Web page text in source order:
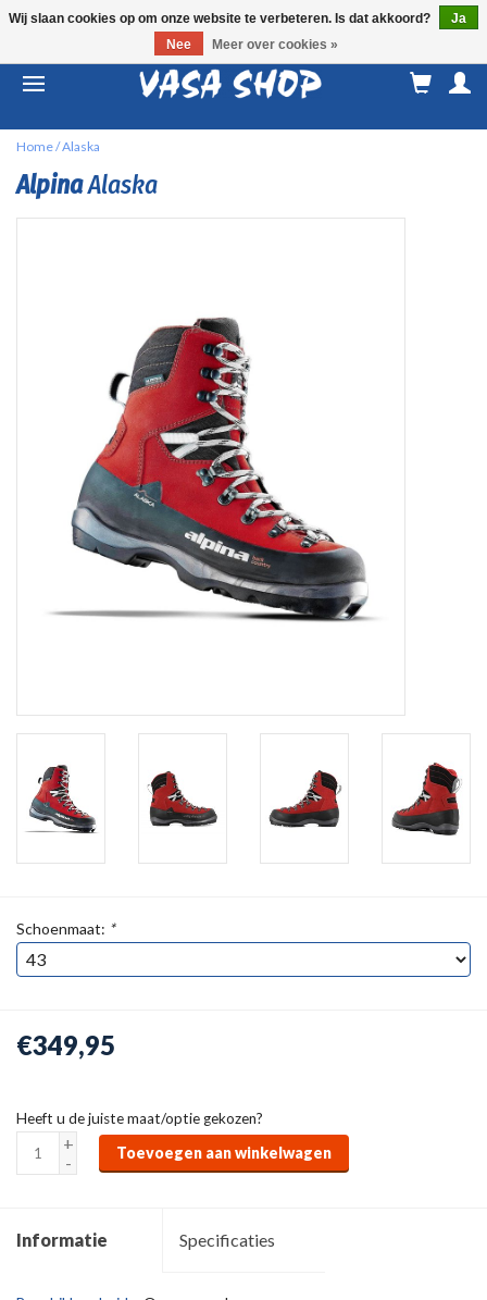
Home/Alaska
AlpinaAlaska
Schoenmaat: *
€349,95
Heeft u de juiste maat/optie gekozen?
+
-
Toevoegen aan winkelwagen
Informatie Specificaties
Wij slaan cookies op om onze website te verbeteren. Is dat akkoord?
Ja
Nee
Meer over cookies »